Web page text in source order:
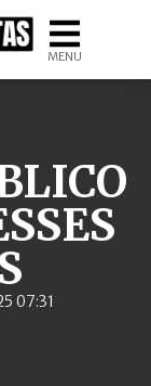
MENU
07:31